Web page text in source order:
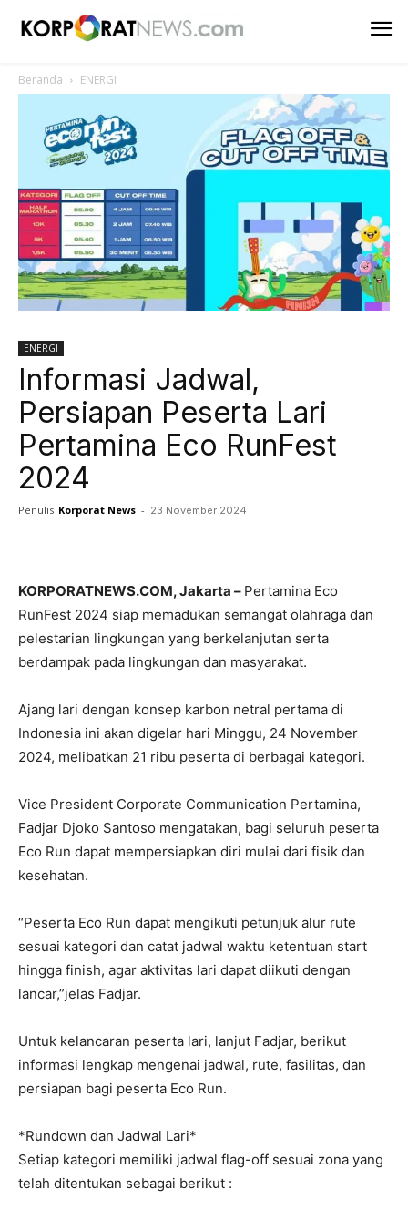
Beranda ENERGI
ENERGI
Informasi Jadwal,
Persiapan Peserta Lari
Pertamina Eco RunFest
2024
Penulis Korporat News - 23 November 2024
KORPORATNEWS.COM, Jakarta – Pertamina Eco
RunFest 2024 siap memadukan semangat olahraga dan
pelestarian lingkungan yang berkelanjutan serta
berdampak pada lingkungan dan masyarakat.
Ajang lari dengan konsep karbon netral pertama di
Indonesia ini akan digelar hari Minggu, 24 November
2024, melibatkan 21 ribu peserta di berbagai kategori.
Vice President Corporate Communication Pertamina,
Fadjar Djoko Santoso mengatakan, bagi seluruh peserta
Eco Run dapat mempersiapkan diri mulai dari fisik dan
kesehatan.
“Peserta Eco Run dapat mengikuti petunjuk alur rute
sesuai kategori dan catat jadwal waktu ketentuan start
hingga finish, agar aktivitas lari dapat diikuti dengan
lancar,”jelas Fadjar.
Untuk kelancaran peserta lari, lanjut Fadjar, berikut
informasi lengkap mengenai jadwal, rute, fasilitas, dan
persiapan bagi peserta Eco Run.
*Rundown dan Jadwal Lari*
Setiap kategori memiliki jadwal flag-off sesuai zona yang
telah ditentukan sebagai berikut :